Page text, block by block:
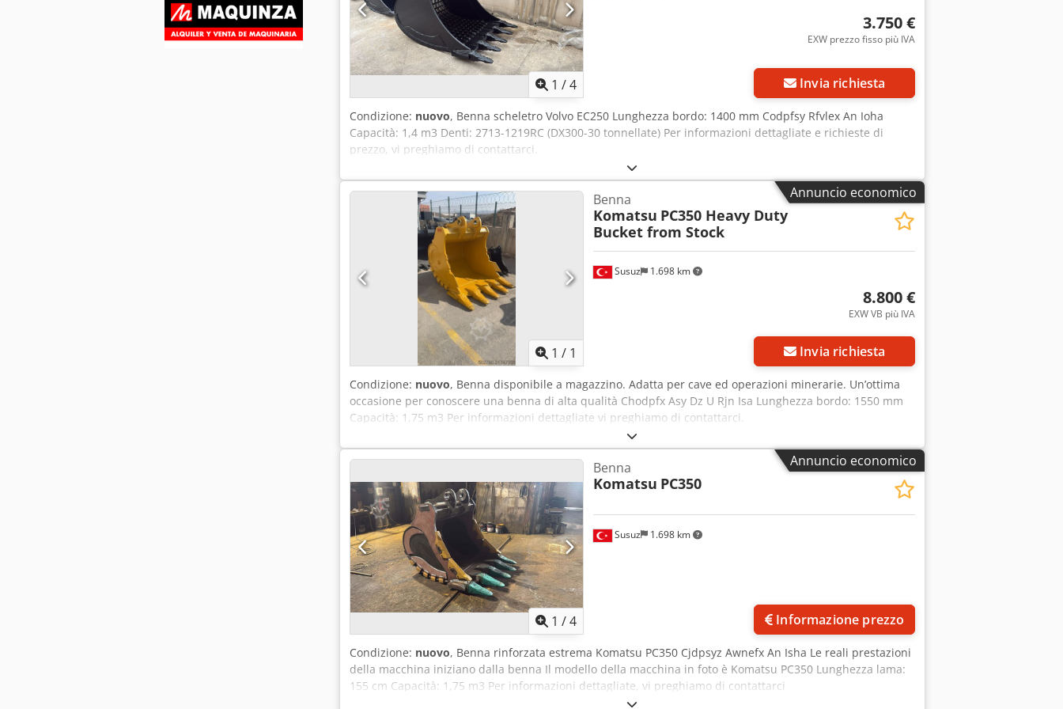
1 /4
3.750 €
EXW prezzo fisso più IVA
Invia richiesta
Condizione: nuovo, Benna scheletro Volvo EC250 Lunghezza bordo: 1400 mm Codpfsy Rfvlex An Ioha
Capacità: 1,4 m3 Denti: 2713-1219RC (DX300-30 tonnellate) Per informazioni dettagliate e richieste di
prezzo, vi preghiamo di contattarci.
Annuncio economico
1 / 1
Susuz 1.698 km
Benna
Komatsu PC350 Heavy Duty
Bucket from Stock
8.800 €
EXW VB più IVA
Invia richiesta
Condizione: nuovo, Benna disponibile a magazzino. Adatta per cave ed operazioni minerarie. Un’ottima
occasione per conoscere una benna di alta qualità Chodpfx Asy Dz U Rjn Isa Lunghezza bordo: 1550 mm
Capacità: 1,75 m3 Per informazioni dettagliate vi preghiamo di contattarci.
Annuncio economico
1 /4
Susuz 1.698 km
Benna
Komatsu PC350
Informazione prezzo
Condizione: nuovo, Benna rinforzata estrema Komatsu PC350 Cjdpsyz Awnefx An Isha Le reali prestazioni
della macchina iniziano dalla benna Il modello della macchina in foto è Komatsu PC350 Lunghezza lama:
155 cm Capacità: 1,75 m3 Per informazioni dettagliate, vi preghiamo di contattarci